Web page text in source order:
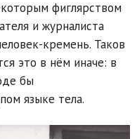
фиглярством
и журналиста
кремень. Таков
это в нём иначе: в
бы
языке тела.